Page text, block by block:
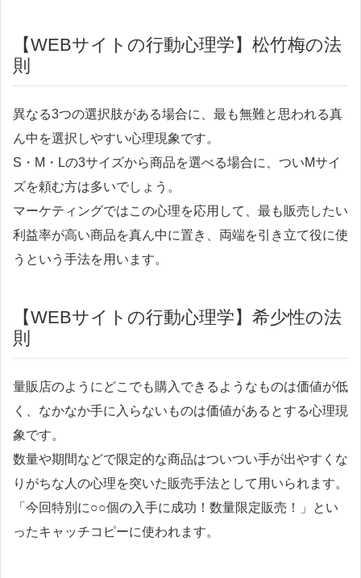
【WEBサイトの行動心理学】松竹梅の法
則
異なる3つの選択肢がある場合に、最も無難と思われる真
ん中を選択しやすい心理現象です。
S・M・Lの3サイズから商品を選べる場合に、ついMサイ
ズを頼む方は多いでしょう。
マーケティングではこの心理を応用して、最も販売したい
利益率が高い商品を真ん中に置き、両端を引き立て役に使
うという手法を用います。
【WEBサイトの行動心理学】希少性の法
則
量販店のようにどこでも購入できるようなものは価値が低
く、なかなか手に入らないものは価値があるとする心理現
象です。
数量や期間などで限定的な商品はついつい手が出やすくな
りがちな人の心理を突いた販売手法として用いられます。
「今回特別に○○個の入手に成功！数量限定販売！」とい
ったキャッチコピーに使われます。